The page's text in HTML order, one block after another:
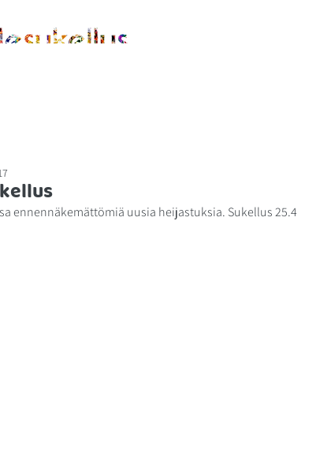
ennennäkemättömiä uusia heijastuksia. Sukellus 25.4